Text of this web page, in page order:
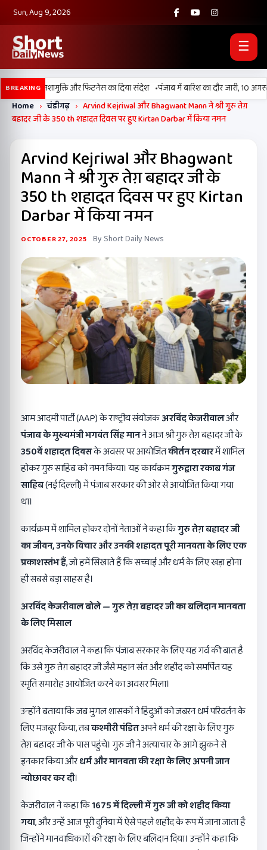
Sun, Aug 9, 2026
☰
BREAKING
मैराथन, नशामुक्ति और फिटनेस का दिया संदेश •पंजाब में बारिश का दौर जारी, 10 अगस्त
Home › चंडीगढ़ › Arvind Kejriwal और Bhagwant Mann ने श्री गुरु तेग़
बहादर जी के 350 th शहादत दिवस पर हुए Kirtan Darbar में किया नमन
Arvind Kejriwal और Bhagwant
Mann ने श्री गुरु तेग़ बहादर जी के
350 th शहादत दिवस पर हुए Kirtan
Darbar में किया नमन
OCTOBER 27, 2025 By Short Daily News
आम आदमी पार्टी (AAP) के राष्ट्रीय संयोजकअरविंद केजरीवालऔर
पंजाब के मुख्यमंत्री भगवंत सिंह मानने आज श्री गुरु तेग़ बहादर जी के
350वें शहादत दिवसके अवसर पर आयोजितकीर्तन दरबारमें शामिल
होकर गुरु साहिब को नमन किया। यह कार्यक्रमगुरुद्वारा रकाब गंज
साहिब(नई दिल्ली) में पंजाब सरकार की ओर से आयोजित किया गया
था।
कार्यक्रम में शामिल होकर दोनों नेताओं ने कहा किगुरु तेग़ बहादर जी
का जीवन,उनके विचार और उनकी शहादत पूरी मानवता के लिए एक
प्रकाशस्तंभ हैं, जो हमें सिखाते हैं कि सच्चाई और धर्म के लिए खड़ा होना
ही सबसे बड़ा साहस है।
अरविंद केजरीवाल बोले—गुरु तेग़ बहादर जी का बलिदान मानवता
के लिए मिसाल
अरविंद केजरीवाल ने कहा कि पंजाब सरकार के लिए यह गर्व की बात है
कि उसे गुरु तेग़ बहादर जी जैसे महान संत और शहीद को समर्पित यह
स्मृति समारोह आयोजित करने का अवसर मिला।
उन्होंने बताया कि जब मुगल शासकों ने हिंदुओं को जबरन धर्म परिवर्तन के
लिए मजबूर किया, तबकश्मीरी पंडितअपने धर्म की रक्षा के लिए गुरु
तेग़ बहादर जी के पास पहुंचे। गुरु जी ने अत्याचार के आगे झुकने से
इनकार किया औरधर्म और मानवता की रक्षा के लिए अपनी जान
न्योछावर कर दी।
केजरीवाल ने कहा कि1675में दिल्ली में गुरु जी को शहीद किया
गया, और उन्हें आज पूरी दुनिया में ऐसे पहले शहीद के रूप में जाना जाता है
जिन्होंने मानवाधिकारों की रक्षा के लिए बलिदान दिया। उन्होंने कहा कि